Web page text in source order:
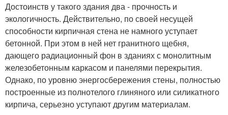
Достоинств у такого здания два - прочность и
экологичность. Действительно, по своей несущей
способности кирпичная стена не намного уступает
бетонной. При этом в ней нет гранитного щебня,
дающего радиационный фон в зданиях с монолитным
железобетонным каркасом и панелями перекрытия.
Однако, по уровню энергосбережения стены, полностью
построенные из полнотелого глиняного или силикатного
кирпича, серьезно уступают другим материалам.